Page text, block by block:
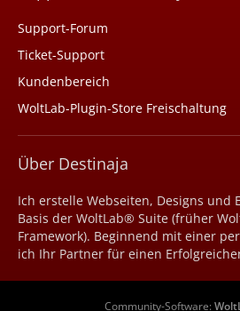
Support-Forum
Ticket-Support
Kundenbereich
WoltLab-Plugin-Store Freischaltung
Über Destinaja
Ich erstelle Webseiten, Designs und
Basis der WoltLab® Suite (früher
Framework). Beginnend mit einer
ich Ihr Partner für einen
Community-Software: